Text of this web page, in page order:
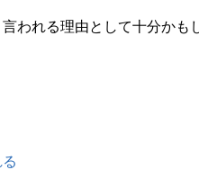
われる理由として十分かも